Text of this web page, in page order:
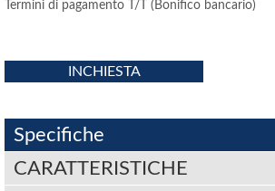
Termini di pagamento T/T (Bonifico bancario)
INCHIESTA
Specifiche
CARATTERISTICHE